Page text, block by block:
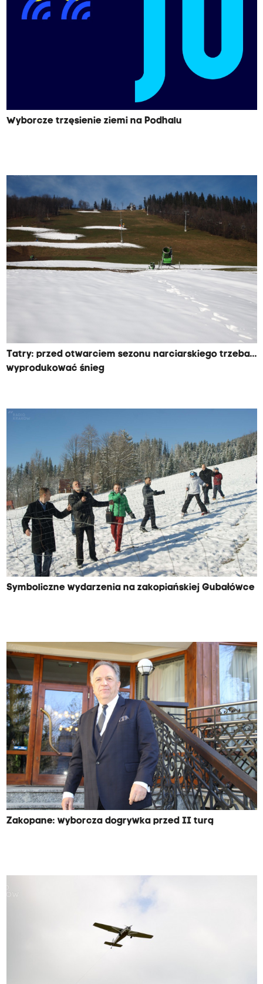
Wyborcze trzęsienie ziemi na Podhalu
Tatry: przed otwarciem sezonu narciarskiego trzeba...
wyprodukować śnieg
Symboliczne wydarzenia na zakopiańskiej Gubałówce
Zakopane: wyborcza dogrywka przed II turą